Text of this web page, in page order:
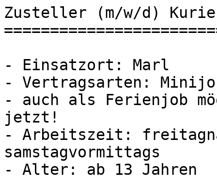
Zusteller (m/w/d)
- Einsatzort: Marl
- Vertragsarten:
- auch als Ferienjob
jetzt!
- Arbeitszeit:
samstagvormittags
- Alter: ab 13 Jahren